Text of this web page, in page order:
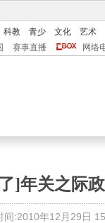
科教 青少 文化
艺术
赛事直播 网络
]年关之际
间:2010年12月29日